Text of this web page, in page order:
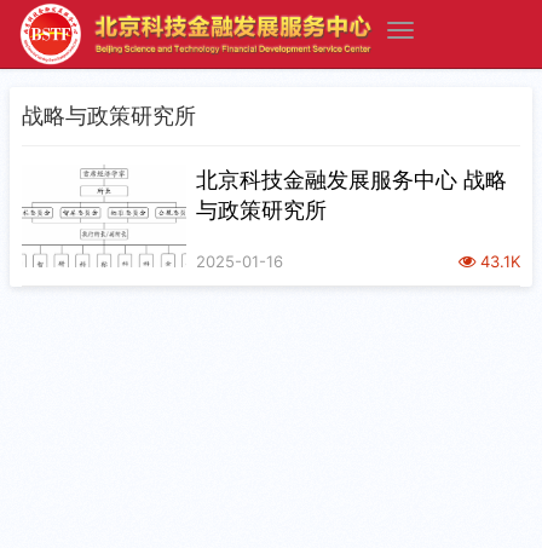
战略与政策研究所
北京科技金融发展服务中心 战略
与政策研究所
2025-01-16 43.1K